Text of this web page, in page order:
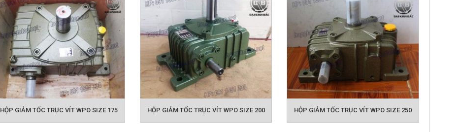
HỘP GIẢM TỐC TRỤC VÍT WPO SIZE 175 HỘP GIẢM TỐC TRỤC VÍT WPO SIZE 200 HỘP GIẢM TỐC TRỤC VÍT WPO SIZE 250